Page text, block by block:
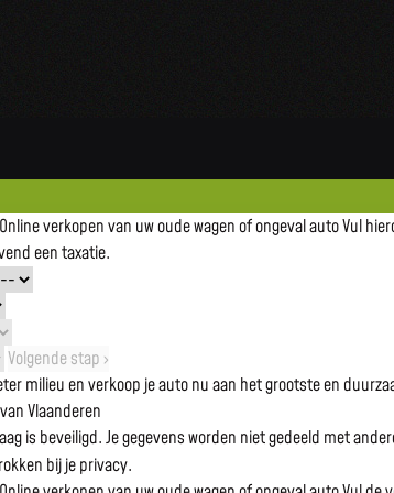
Online verkopen van uw oude wagen of ongeval autoVul
een taxatie.
Volgende stap ›
milieu en verkoop je auto nu aan het grootste en
Vlaanderen
is beveiligd. Je gegevens worden niet gedeeld met
bij je privacy.